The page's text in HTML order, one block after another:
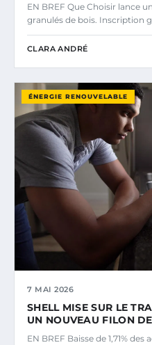
EN BREF Que Choisir lance
granulés de bois. Inscription
CLARA ANDRÉ
ÉNERGIE RENOUVELABLE
7 MAI 2026
SHELL MISE SUR LE
UN NOUVEAU FILON
EN BREF Baisse de 1,71% des